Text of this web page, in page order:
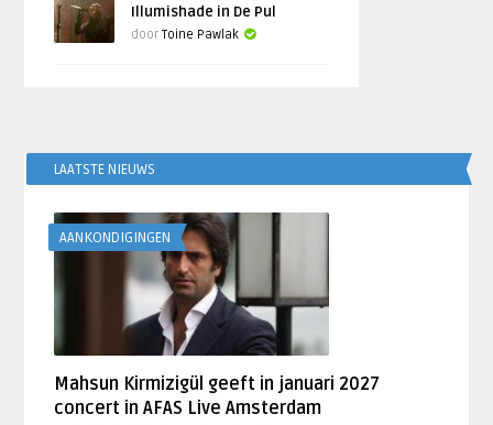
Illumishade in De Pul
doorToine Pawlak
LAATSTE NIEUWS
AANKONDIGINGEN
Mahsun Kirmizigül geeft in januari 2027
concert in AFAS Live Amsterdam